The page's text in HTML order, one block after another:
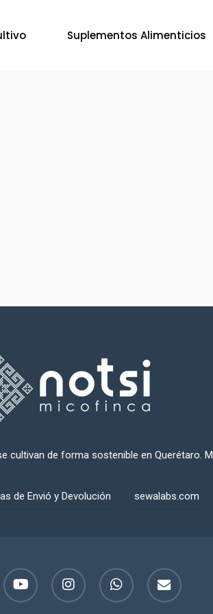
Suplementos Alimenticios
cultivan de forma sostenible en Querétaro.
de Envió y Devolución sewalabs.com
youtube instagram whatsapp email